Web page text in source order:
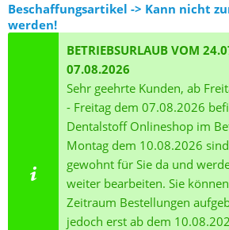
Beschaffungsartikel -> Kann nicht
werden!
BETRIEBSURLAUB VOM
07.08.2026
Sehr geehrte Kunden, ab
- Freitag dem 07.08.2026
Dentalstoff Onlineshop im
Montag dem 10.08.2026
gewohnt für Sie da und
weiter bearbeiten. Sie
Zeitraum Bestellungen
jedoch erst ab dem